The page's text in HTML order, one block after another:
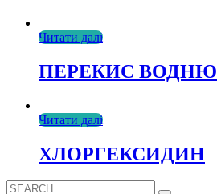
Читати далі
ПЕРЕКИС ВОДНЮ
Читати далі
ХЛОРГЕКСИДИН